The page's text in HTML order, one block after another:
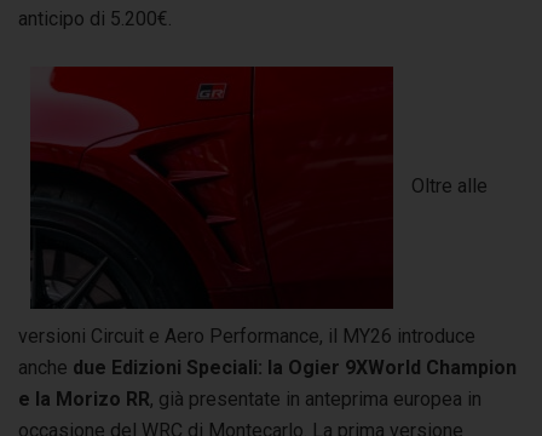
anticipo di 5.200€.
Oltre alle
versioni Circuit e Aero Performance, il MY26 introduce
anche due Edizioni Speciali: la Ogier 9XWorld Champion
e la Morizo RR, già presentate in anteprima europea in
occasione del WRC di Montecarlo. La prima versione